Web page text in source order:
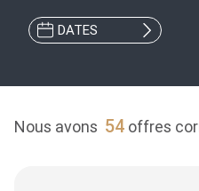
DATES
Nous avons 54 offres